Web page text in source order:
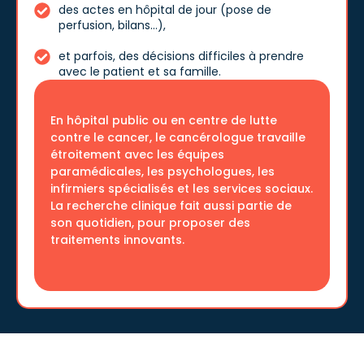
des actes en hôpital de jour (pose de
perfusion, bilans…),
et parfois, des décisions difficiles à prendre
avec le patient et sa famille.
En hôpital public ou en centre de lutte
contre le cancer, le cancérologue travaille
étroitement avec les équipes
paramédicales, les psychologues, les
infirmiers spécialisés et les services sociaux.
La recherche clinique fait aussi partie de
son quotidien, pour proposer des
traitements innovants.